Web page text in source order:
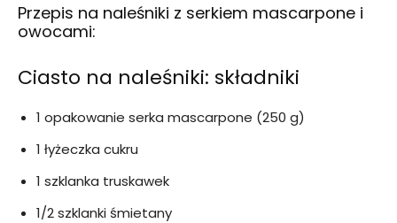
Przepis na naleśniki z serkiem mascarpone i
owocami:
Ciasto na naleśniki: składniki
1 opakowanie serka mascarpone (250 g)
1 łyżeczka cukru
1 szklanka truskawek
1/2 szklanki śmietany